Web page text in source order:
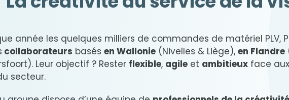
année les quelques milliers de commandes de matériel PLV,
collaborateurs basés en Wallonie (Nivelles & Liège), en Flandre
Leur objectif ? Rester flexible, agile et ambitieux face
secteur.